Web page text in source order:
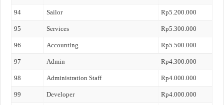
94 Sailor Rp5.200.000
95 Services Rp5.300.000
96 Accounting Rp5.500.000
97 Admin Rp4.300.000
98 Administration Staff Rp4.000.000
99 Developer Rp4.000.000